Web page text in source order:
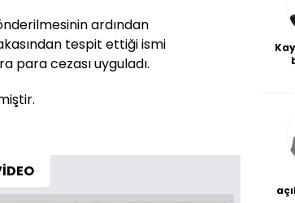
ardından
tespit ettiği ismi
para cezası uyguladı.